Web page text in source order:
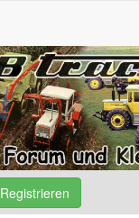
Registrieren